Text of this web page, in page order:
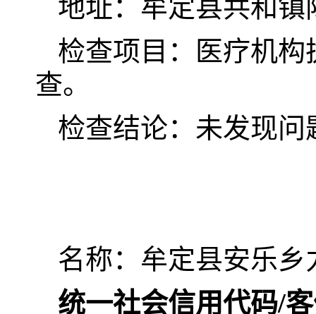
地址：牟定县共和镇
检查项目：医疗机
查。
检查结论：未发现问
名称：牟定县安乐乡
统一社会信用代码/